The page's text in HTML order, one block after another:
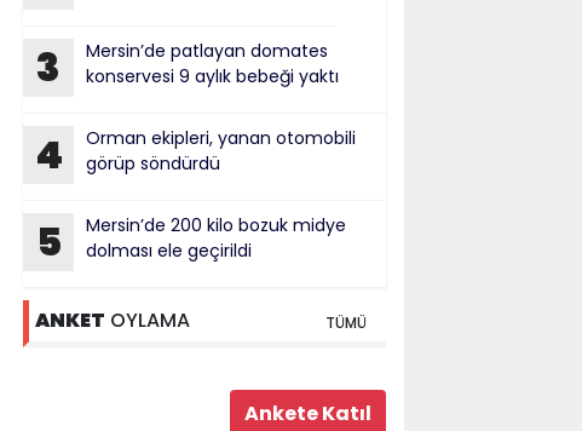
3
Mersin’de patlayan domates
konservesi 9 aylık bebeği yaktı
4
Orman ekipleri, yanan otomobili
görüp söndürdü
5
Mersin’de 200 kilo bozuk midye
dolması ele geçirildi
ANKET OYLAMA TÜMÜ